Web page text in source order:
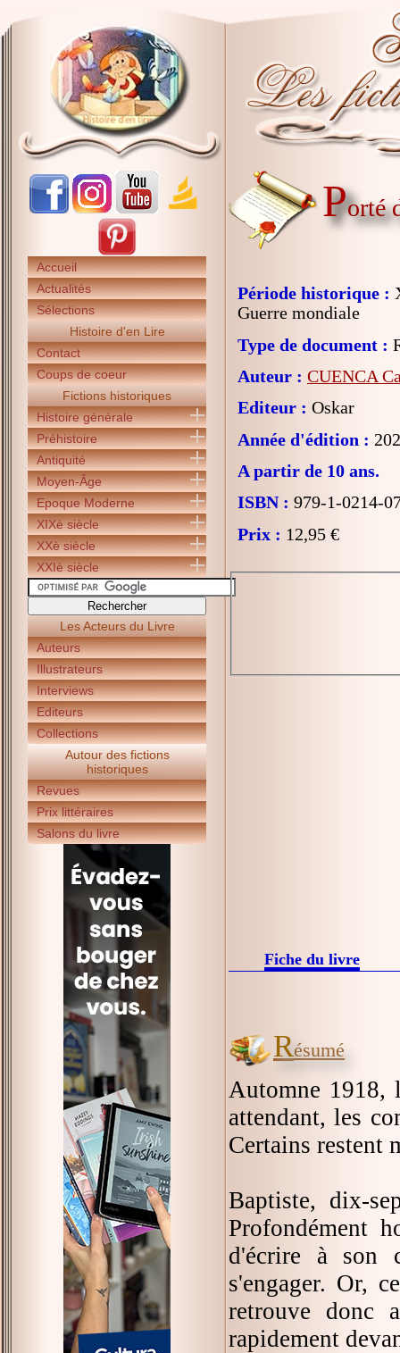
Accueil
Actualités
Sélections
Histoire d'en Lire
Contact
Coups de coeur
Fictions historiques
Histoire générale
Préhistoire
Antiquité
Moyen-Âge
Epoque Moderne
XIXè siècle
XXè siècle
XXIè siècle
Les Acteurs du Livre
Auteurs
Illustrateurs
Interviews
Editeurs
Collections
Autour des fictions
historiques
Revues
Prix littéraires
Salons du livre
Porté
Période historique :
Guerre mondiale
Type de document :
Auteur : CUENCA
Editeur : Oskar
Année d'édition :
A partir de 10 ans.
ISBN : 979-1-0214-
Prix : 12,95 €
Fiche du livre
Résumé
Automne 1918,
attendant, les
Certains restent
Baptiste, dix-
Profondément
d'écrire à son
s'engager. Or,
retrouve donc
rapidement